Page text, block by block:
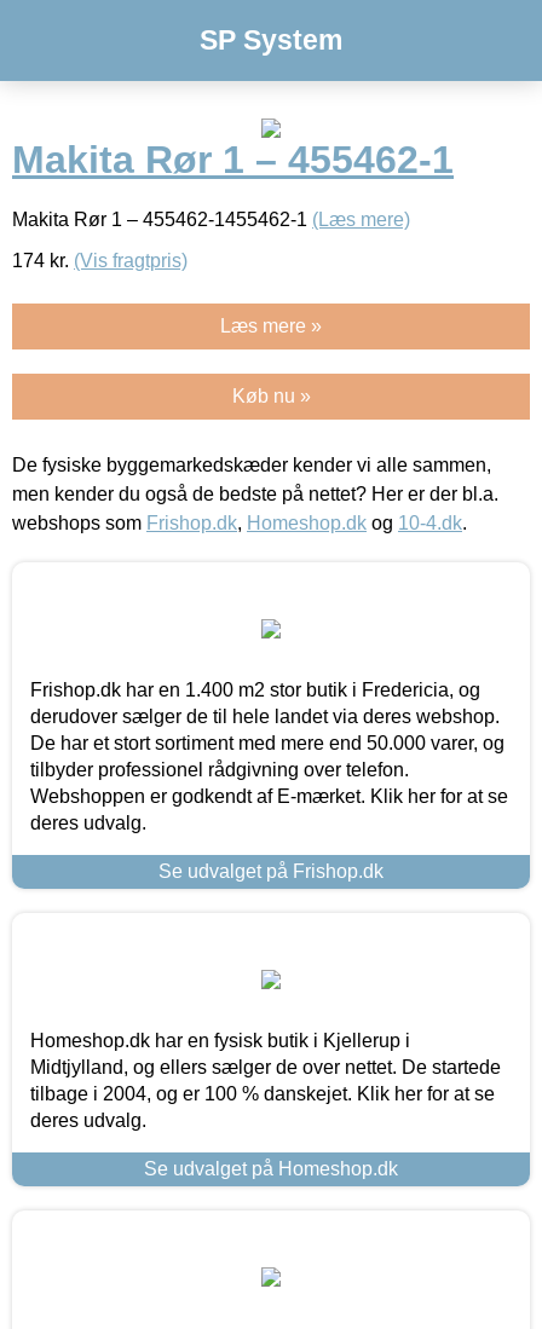
SP System
Makita Rør 1 – 455462-1
Makita Rør 1 – 455462-1455462-1 (Læs mere)
174 kr. (Vis fragtpris)
Læs mere »
Køb nu »
De fysiske byggemarkedskæder kender vi alle sammen,
men kender du også de bedste på nettet? Her er der bl.a.
webshops som Frishop.dk, Homeshop.dk og 10-4.dk.
Frishop.dk har en 1.400 m2 stor butik i Fredericia, og
derudover sælger de til hele landet via deres webshop.
De har et stort sortiment med mere end 50.000 varer, og
tilbyder professionel rådgivning over telefon.
Webshoppen er godkendt af E-mærket. Klik her for at se
deres udvalg.
Se udvalget på Frishop.dk
Homeshop.dk har en fysisk butik i Kjellerup i
Midtjylland, og ellers sælger de over nettet. De startede
tilbage i 2004, og er 100 % danskejet. Klik her for at se
deres udvalg.
Se udvalget på Homeshop.dk